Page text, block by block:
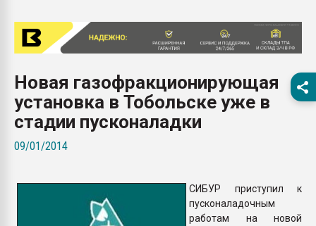
Всё, что касается
бутылок
вакуумного
Продам отходы
поликарбоната и АБС-
Новая газофракционирующая
установка в Тобольске уже в
стадии пусконаладки
09/01/2014
СИБУР приступил к
пусконаладочным
работам на новой